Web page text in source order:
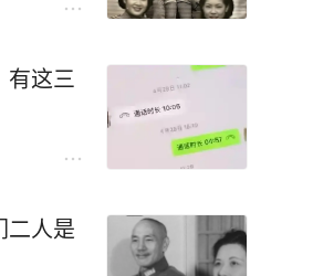
有这三
二人是